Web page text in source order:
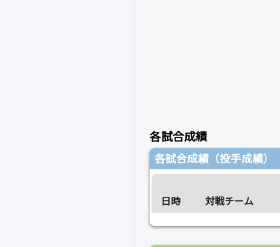
各試合成績
各試合成績（投手成績）
日時 対戦チーム